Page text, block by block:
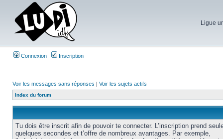
Ligue
Connexion Inscription
Voir les messages sans réponses | Voir les sujets actifs
Index du forum
Tu dois être inscrit afin de pouvoir te connecter. L’inscription prend
quelques secondes et t’offre de nombreux avantages. Par exemple,